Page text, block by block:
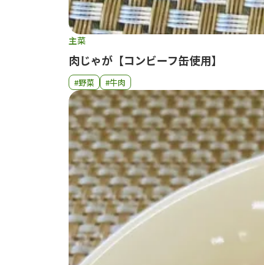
主菜
肉じゃが【コンビーフ缶使用】
#野菜 #牛肉